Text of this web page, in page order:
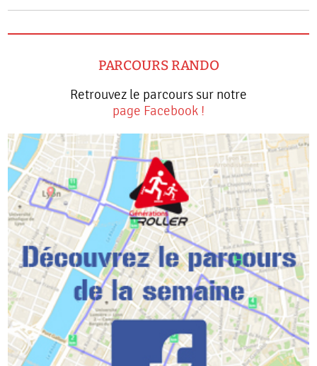
PARCOURS RANDO
Retrouvez le parcours sur notre
page Facebook !